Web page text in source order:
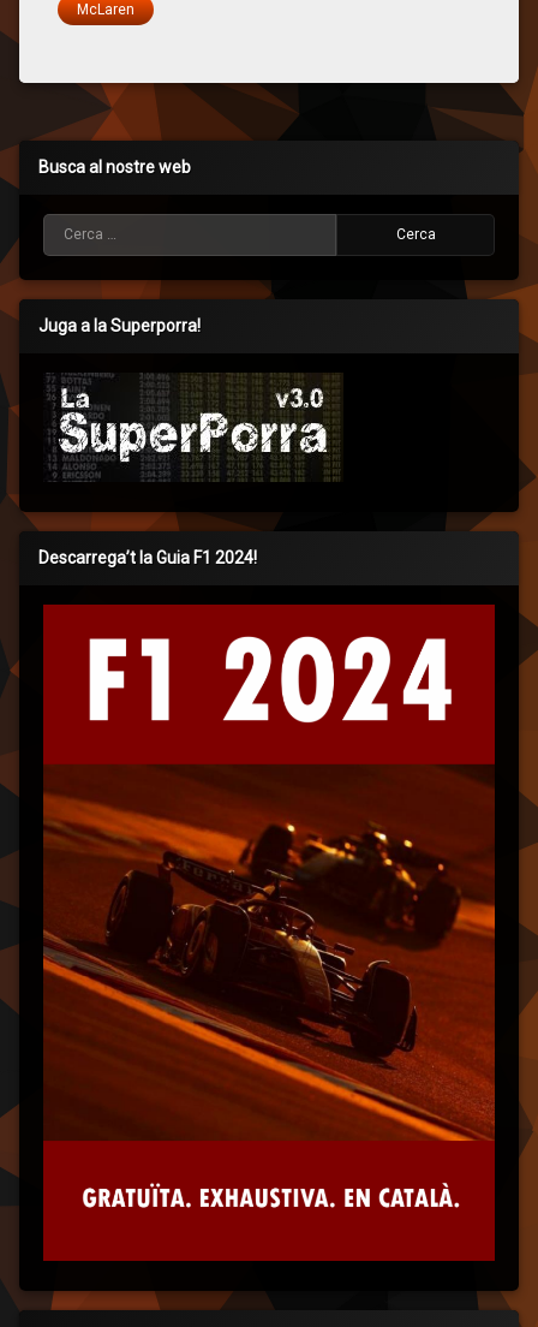
McLaren
Busca al nostre web
Juga a la Superporra!
Descarrega’t la Guia F1 2024!